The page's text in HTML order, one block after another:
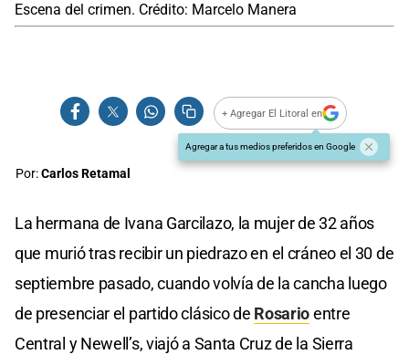
Escena del crimen. Crédito: Marcelo Manera
+ Agregar El Litoral en
Agregar a tus medios preferidos en Google
Por:Carlos Retamal
La hermana de Ivana Garcilazo, la mujer de 32 años
que murió tras recibir un piedrazo en el cráneo el 30 de
septiembre pasado, cuando volvía de la cancha luego
de presenciar el partido clásico de Rosarioentre
Central y Newell’s, viajó a Santa Cruz de la Sierra